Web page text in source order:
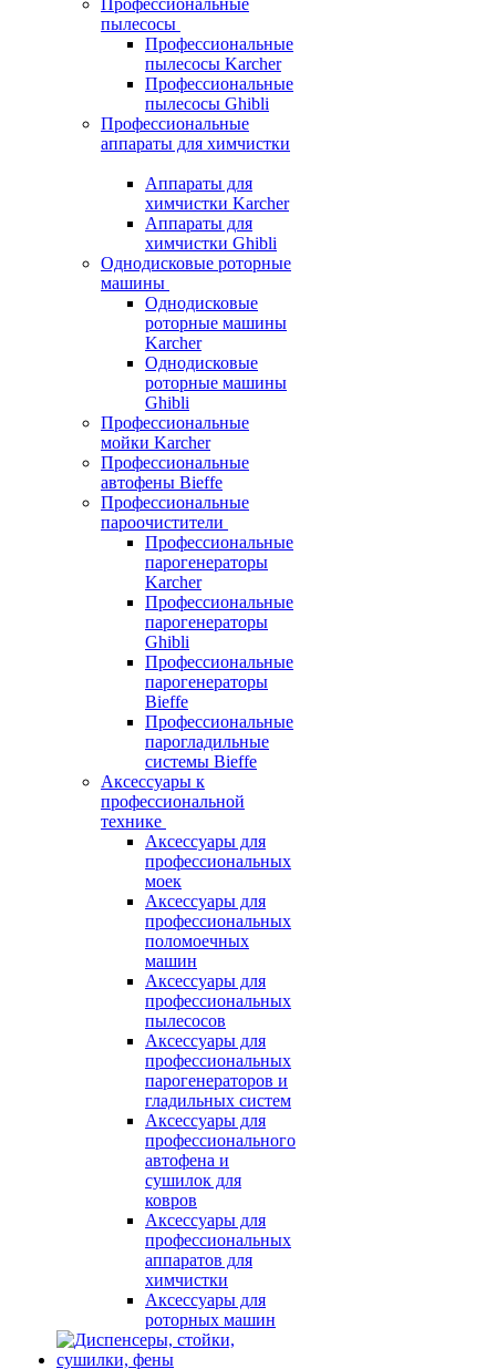
Профессиональные
пылесосы
Профессиональные
пылесосы Karcher
Профессиональные
пылесосы Ghibli
Профессиональные
аппараты для химчистки
Аппараты для
химчистки Karcher
Аппараты для
химчистки Ghibli
Однодисковые роторные
машины
Однодисковые
роторные машины
Karcher
Однодисковые
роторные машины
Ghibli
Профессиональные
мойки Karcher
Профессиональные
автофены Bieffe
Профессиональные
пароочистители
Профессиональные
парогенераторы
Karcher
Профессиональные
парогенераторы
Ghibli
Профессиональные
парогенераторы
Bieffe
Профессиональные
парогладильные
системы Bieffe
Аксессуары к
профессиональной
технике
Аксессуары для
профессиональных
моек
Аксессуары для
профессиональных
поломоечных
машин
Аксессуары для
профессиональных
пылесосов
Аксессуары для
профессиональных
парогенераторов и
гладильных систем
Аксессуары для
профессионального
автофена и
сушилок для
ковров
Аксессуары для
профессиональных
аппаратов для
химчистки
Аксессуары для
роторных машин